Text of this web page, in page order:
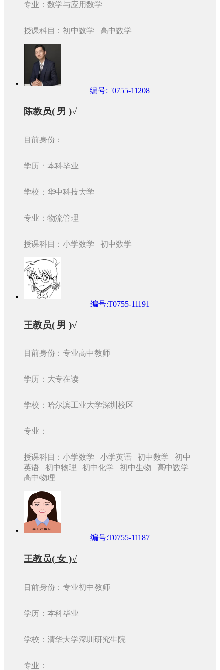
专业：数学与应用数学
授课科目：初中数学 高中数学
编号:T0755-11208
陈教员( 男 )√
目前身份：
学历：本科毕业
学校：华中科技大学
专业：物流管理
授课科目：小学数学 初中数学
编号:T0755-11191
王教员( 男 )√
目前身份：专业高中教师
学历：大专在读
学校：哈尔滨工业大学深圳校区
专业：
授课科目：小学数学 小学英语 初中数学 初中
英语 初中物理 初中化学 初中生物 高中数学
高中物理
编号:T0755-11187
王教员( 女 )√
目前身份：专业初中教师
学历：本科毕业
学校：清华大学深圳研究生院
专业：